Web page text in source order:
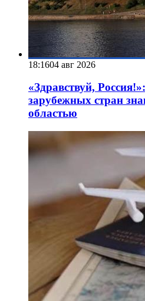
18:1604 авг 2026
«Здравствуй,
зарубежных стран
областью